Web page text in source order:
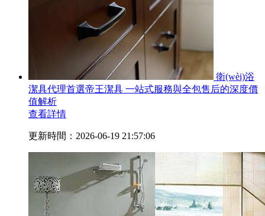
衛(wèi)浴
潔具代理首選帝王潔具 一站式服務與全包售后的深度價
值解析
查看詳情
更新時間：2026-06-19 21:57:06